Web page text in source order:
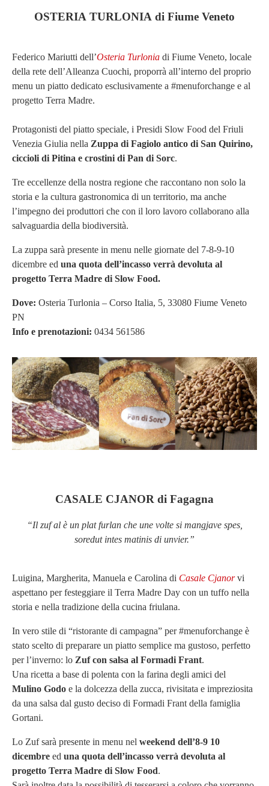
OSTERIA TURLONIA di Fiume Veneto
Federico Mariutti dell’Osteria Turlonia di Fiume Veneto, locale
della rete dell’Alleanza Cuochi, proporrà all’interno del proprio
menu un piatto dedicato esclusivamente a #menuforchange e al
progetto Terra Madre.
Protagonisti del piatto speciale, i Presidi Slow Food del Friuli
Venezia Giulia nella Zuppa di Fagiolo antico di San Quirino,
ciccioli di Pitina e crostini di Pan di Sorc.
Tre eccellenze della nostra regione che raccontano non solo la
storia e la cultura gastronomica di un territorio, ma anche
l’impegno dei produttori che con il loro lavoro collaborano alla
salvaguardia della biodiversità.
La zuppa sarà presente in menu nelle giornate del 7-8-9-10
dicembre ed una quota dell’incasso verrà devoluta al
progetto Terra Madre di Slow Food.
Dove: Osteria Turlonia – Corso Italia, 5, 33080 Fiume Veneto
PN
Info e prenotazioni: 0434 561586
CASALE CJANOR di Fagagna
“Il zuf al è un plat furlan che une volte si mangjave spes,
soredut intes matinis di unvier.”
Luigina, Margherita, Manuela e Carolina di Casale Cjanorvi
aspettano per festeggiare il Terra Madre Day con un tuffo nella
storia e nella tradizione della cucina friulana.
In vero stile di “ristorante di campagna” per #menuforchange è
stato scelto di preparare un piatto semplice ma gustoso, perfetto
per l’inverno: lo Zuf con salsa al Formadi Frant.
Una ricetta a base di polenta con la farina degli amici del
Mulino Godo e la dolcezza della zucca, rivisitata e impreziosita
da una salsa dal gusto deciso di Formadi Frant della famiglia
Gortani.
Lo Zuf sarà presente in menu nel weekend dell’8-9 10
dicembre ed una quota dell’incasso verrà devoluta al
progetto Terra Madre di Slow Food.